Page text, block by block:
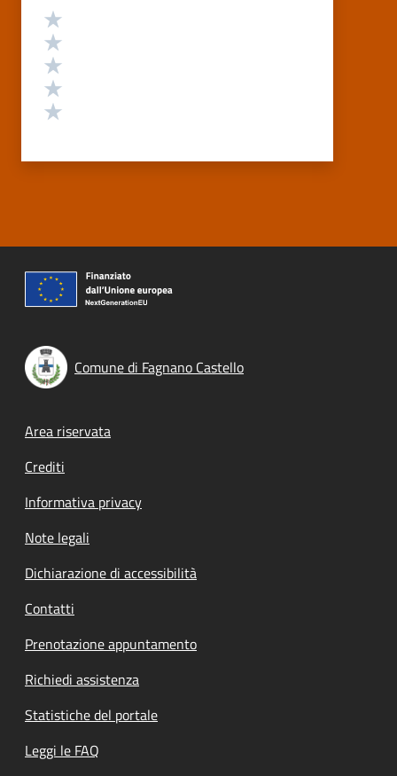
Valutazione
Comune di Fagnano Castello
Footer menu
Area riservata
Crediti
Informativa privacy
Note legali
Dichiarazione di accessibilità
Contatti
Prenotazione appuntamento
Richiedi assistenza
Statistiche del portale
Leggi le FAQ